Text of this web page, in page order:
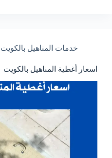
خدمات المناهيل بالكويت
اسعار أغطية المناهيل بالكويت